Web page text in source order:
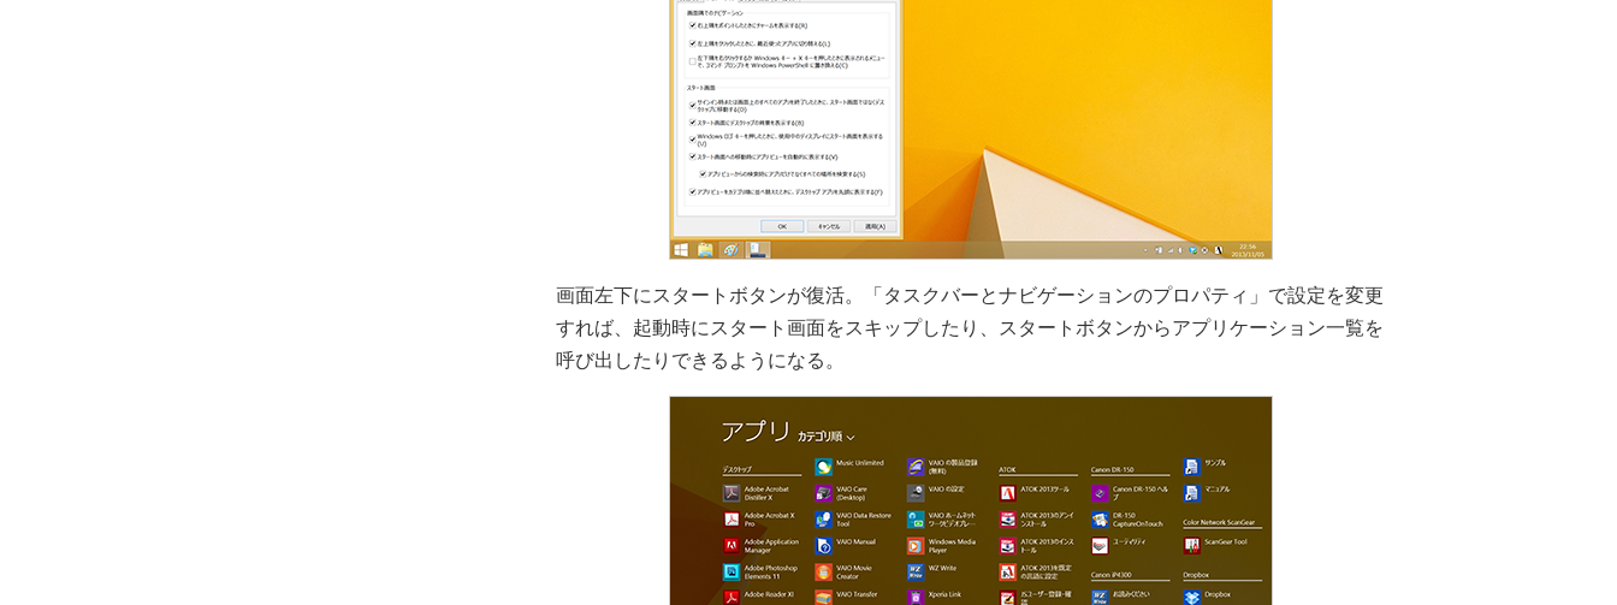
画面左下にスタートボタンが復活。「タスクバーとナビゲーションのプロパティ」で設定を変更
すれば、起動時にスタート画面をスキップしたり、スタートボタンからアプリケーション一覧を
呼び出したりできるようになる。